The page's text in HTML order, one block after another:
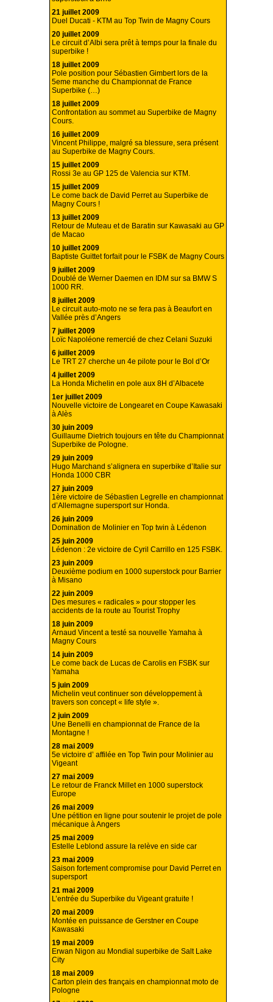
21 juillet 2009
Duel Ducati - KTM au Top Twin de Magny Cours
20 juillet 2009
Le circuit d’Albi sera prêt à temps pour la finale du
superbike !
18 juillet 2009
Pole position pour Sébastien Gimbert lors de la
5eme manche du Championnat de France
Superbike (…)
18 juillet 2009
Confrontation au sommet au Superbike de Magny
Cours.
16 juillet 2009
Vincent Philippe, malgré sa blessure, sera présent
au Superbike de Magny Cours.
15 juillet 2009
Rossi 3e au GP 125 de Valencia sur KTM.
15 juillet 2009
Le come back de David Perret au Superbike de
Magny Cours !
13 juillet 2009
Retour de Muteau et de Baratin sur Kawasaki au GP
de Macao
10 juillet 2009
Baptiste Guittet forfait pour le FSBK de Magny Cours
9 juillet 2009
Doublé de Werner Daemen en IDM sur sa BMW S
1000 RR.
8 juillet 2009
Le circuit auto-moto ne se fera pas à Beaufort en
Vallée près d’Angers
7 juillet 2009
Loïc Napoléone remercié de chez Celani Suzuki
6 juillet 2009
Le TRT 27 cherche un 4e pilote pour le Bol d’Or
4 juillet 2009
La Honda Michelin en pole aux 8H d’Albacete
1er juillet 2009
Nouvelle victoire de Longearet en Coupe Kawasaki
à Alès
30 juin 2009
Guillaume Dietrich toujours en tête du Championnat
Superbike de Pologne.
29 juin 2009
Hugo Marchand s’alignera en superbike d’Italie sur
Honda 1000 CBR
27 juin 2009
1ère victoire de Sébastien Legrelle en championnat
d’Allemagne supersport sur Honda.
26 juin 2009
Domination de Molinier en Top twin à Lédenon
25 juin 2009
Lédenon : 2e victoire de Cyril Carrillo en 125 FSBK.
23 juin 2009
Deuxième podium en 1000 superstock pour Barrier
à Misano
22 juin 2009
Des mesures « radicales » pour stopper les
accidents de la route au Tourist Trophy
18 juin 2009
Arnaud Vincent a testé sa nouvelle Yamaha à
Magny Cours
14 juin 2009
Le come back de Lucas de Carolis en FSBK sur
Yamaha
5 juin 2009
Michelin veut continuer son développement à
travers son concept « life style ».
2 juin 2009
Une Benelli en championnat de France de la
Montagne !
28 mai 2009
5e victoire d’ affilée en Top Twin pour Molinier au
Vigeant
27 mai 2009
Le retour de Franck Millet en 1000 superstock
Europe
26 mai 2009
Une pétition en ligne pour soutenir le projet de pole
mécanique à Angers
25 mai 2009
Estelle Leblond assure la relève en side car
23 mai 2009
Saison fortement compromise pour David Perret en
supersport
21 mai 2009
L’entrée du Superbike du Vigeant gratuite !
20 mai 2009
Montée en puissance de Gerstner en Coupe
Kawasaki
19 mai 2009
Erwan Nigon au Mondial superbike de Salt Lake
City
18 mai 2009
Carton plein des français en championnat moto de
Pologne